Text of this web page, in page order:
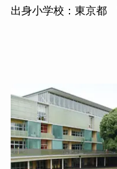
出身小学校：東京都